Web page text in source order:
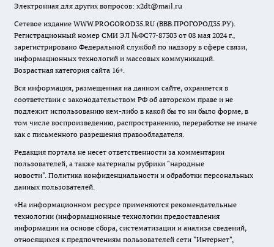
Электронная для других вопросов: x2dt@mail.ru
Сетевое издание WWW.PROGOROD35.RU (ВВВ.ПРОГОРОД35.РУ).
Регистрационный номер СМИ ЭЛ №ФС77-87303 от 08 мая 2024 г.,
зарегистрировано Федеральной службой по надзору в сфере связи,
информационных технологий и массовых коммуникаций.
Возрастная категория сайта 16+.
Вся информация, размещенная на данном сайте, охраняется в
соответствии с законодательством РФ об авторском праве и не
подлежит использованию кем-либо в какой бы то ни было форме, в
том числе воспроизведению, распространению, переработке не иначе
как с письменного разрешения правообладателя.
Редакция портала не несет ответственности за комментарии
пользователей, а также материалы рубрики "народные
новости". Политика конфиденциальности и обработки персональных
данных пользователей.
«На информационном ресурсе применяются рекомендательные
технологии (информационные технологии предоставления
информации на основе сбора, систематизации и анализа сведений,
относящихся к предпочтениям пользователей сети "Интернет",